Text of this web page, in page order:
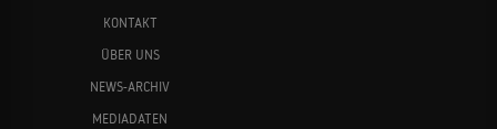
KONTAKT
ÜBER UNS
NEWS-ARCHIV
MEDIADATEN